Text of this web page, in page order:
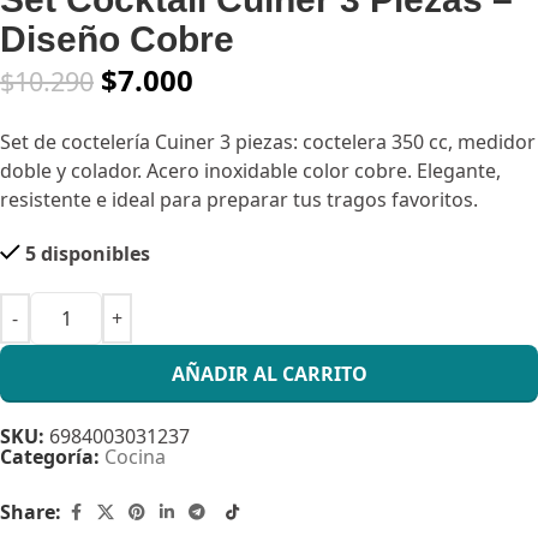
Diseño Cobre
$10.290 $7.000
Set de coctelería Cuiner 3 piezas: coctelera 350 cc, medidor
doble y colador. Acero inoxidable color cobre. Elegante,
resistente e ideal para preparar tus tragos favoritos.
5 disponibles
AÑADIR AL CARRITO
SKU: 6984003031237
Categoría: Cocina
Share: